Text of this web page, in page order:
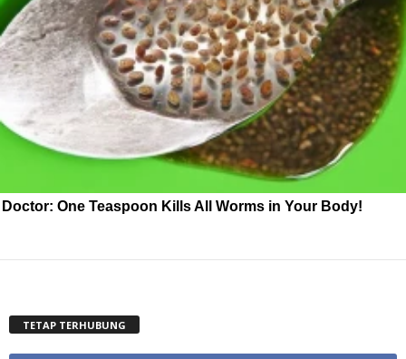
Doctor: One Teaspoon Kills All Worms in Your Body!
TETAP TERHUBUNG